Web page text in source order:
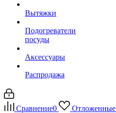
Вытяжки
Подогреватели
посуды
Аксессуары
Распродажа
Сравнение0 Отложенные